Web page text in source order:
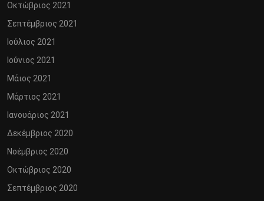
Οκτώβριος 2021
Σεπτέμβριος 2021
Ιούλιος 2021
Ιούνιος 2021
Μάιος 2021
Μάρτιος 2021
Ιανουάριος 2021
Δεκέμβριος 2020
Νοέμβριος 2020
Οκτώβριος 2020
Σεπτέμβριος 2020